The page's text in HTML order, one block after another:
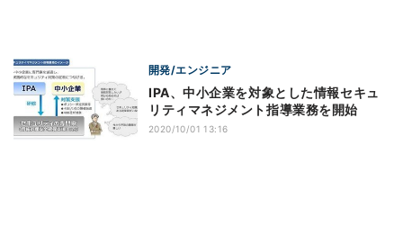
開発/エンジニア
IPA、中小企業を対象とした情報セキュ
リティマネジメント指導業務を開始
2020/10/01 13:16